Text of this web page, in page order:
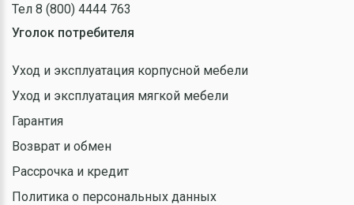
Тел 8 (800) 4444 763
Уголок потребителя
Уход и эксплуатация корпусной мебели
Уход и эксплуатация мягкой мебели
Гарантия
Возврат и обмен
Рассрочка и кредит
Политика о персональных данных